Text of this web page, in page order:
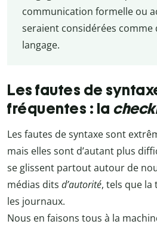
communication formelle ou
seraient considérées comme
langage.
Les fautes de
fréquentes : la
Les fautes de syntaxe sont
mais elles sont d’autant plus
se glissent partout autour de
médias dits d’autorité, tels que la
les journaux.
Nous en faisons tous à la